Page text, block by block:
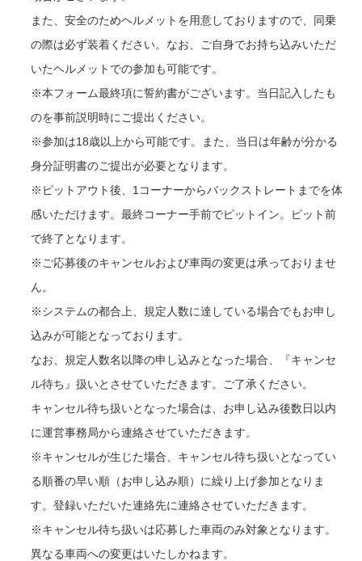
また、安全のためヘルメットを用意しておりますので、同乗
の際は必ず装着ください。なお、ご自身でお持ち込みいただ
いたヘルメットでの参加も可能です。
※本フォーム最終項に誓約書がございます。当日記入したも
のを事前説明時にご提出ください。
※参加は18歳以上から可能です。また、当日は年齢が分かる
身分証明書のご提出が必要となります。
※ピットアウト後、1コーナーからバックストレートまでを体
感いただけます。最終コーナー手前でピットイン。ピット前
で終了となります。
※ご応募後のキャンセルおよび車両の変更は承っておりませ
ん。
※システムの都合上、規定人数に達している場合でもお申し
込みが可能となっております。
なお、規定人数名以降の申し込みとなった場合、『キャンセ
ル待ち』扱いとさせていただきます。ご了承ください。
キャンセル待ち扱いとなった場合は、お申し込み後数日以内
に運営事務局から連絡させていただきます。
※キャンセルが生じた場合、キャンセル待ち扱いとなってい
る順番の早い順（お申し込み順）に繰り上げ参加となりま
す。登録いただいた連絡先に連絡させていただきます。
※キャンセル待ち扱いは応募した車両のみ対象となります。
異なる車両への変更はいたしかねます。